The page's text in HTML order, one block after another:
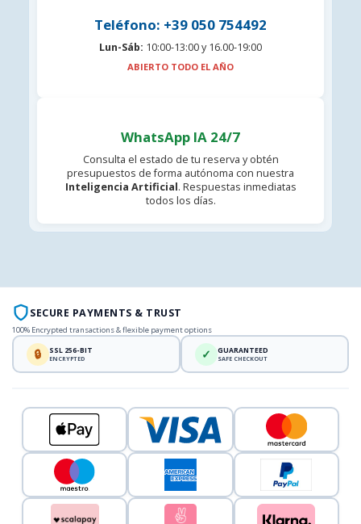
Teléfono: +39 050 754492
Lun-Sáb: 10:00-13:00 y 16.00-19:00
ABIERTO TODO EL AÑO
WhatsApp IA 24/7
Consulta el estado de tu reserva y obtén
presupuestos de forma autónoma con nuestra
Inteligencia Artificial. Respuestas inmediatas
todos los días.
SECURE PAYMENTS & TRUST
100% Encrypted transactions & flexible payment options
🔒 SSL 256-BIT
ENCRYPTED ✓ GUARANTEED
SAFE CHECKOUT